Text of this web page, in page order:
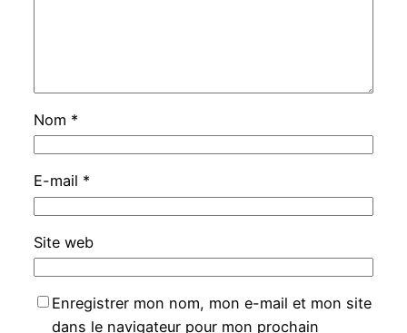
Nom *
E-mail *
Site web
Enregistrer mon nom, mon e-mail et mon site
dans le navigateur pour mon prochain